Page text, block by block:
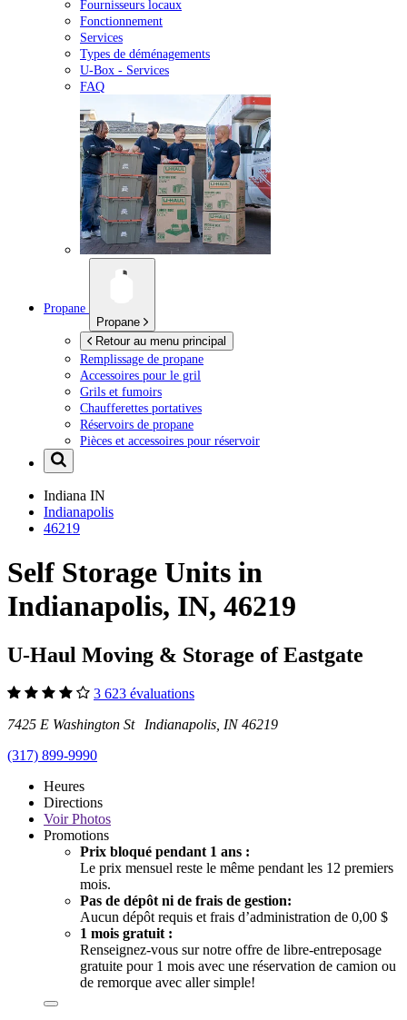
Fournisseurs locaux
Fonctionnement
Services
Types de déménagements
U-Box - Services
FAQ
Propane
Propane
Retour au menu principal
Remplissage de propane
Accessoires pour le gril
Grils et fumoirs
Chaufferettes portatives
Réservoirs de propane
Pièces et accessoires pour réservoir
Indiana IN
Indianapolis
46219
Self Storage Units in
Indianapolis, IN, 46219
U-Haul Moving & Storage of Eastgate
3 623 évaluations
7425 E Washington St Indianapolis, IN 46219
(317) 899-9990
Heures
Directions
VoirPhotos
Promotions
Prix bloqué pendant 1 ans :
Le prix mensuel reste le même pendant les 12 premiers
mois.
Pas de dépôt ni de frais de gestion:
Aucun dépôt requis et frais d’administration de 0,00 $
1 mois gratuit :
Renseignez-vous sur notre offre de libre-entreposage
gratuite pour 1 mois avec une réservation de camion ou
de remorque avec aller simple!